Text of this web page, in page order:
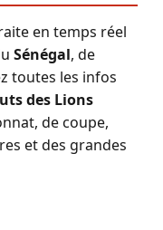
en temps réel
Sénégal, de
toutes les infos
des Lions
de coupe,
et des grandes